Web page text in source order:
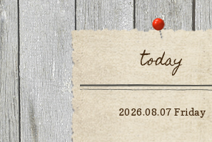
today
2026.08.07 Friday